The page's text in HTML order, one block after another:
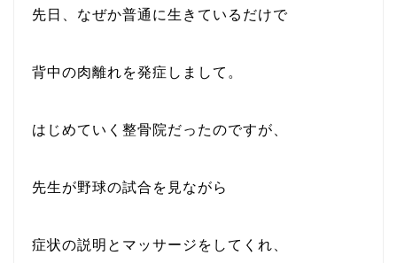
先日、なぜか普通に生きているだけで
背中の肉離れを発症しまして。
はじめていく整骨院だったのですが、
先生が野球の試合を見ながら
症状の説明とマッサージをしてくれ、